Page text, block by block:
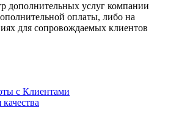
дополнительных услуг компании
оплаты, либо на
для сопровождаемых клиентов
с Клиентами